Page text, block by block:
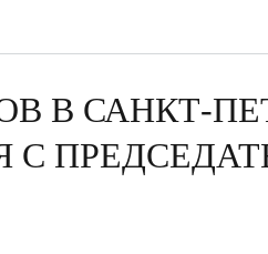
В САНКТ-
С